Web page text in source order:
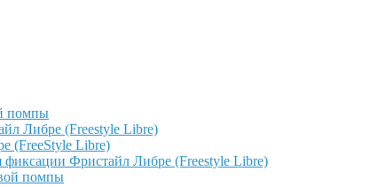
помпы
Либре (Freestyle Libre)
(FreeStyle Libre)
Фристайл Либре (Freestyle Libre)
помпы